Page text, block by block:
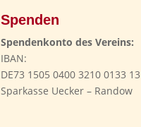
Spenden
Spendenkonto des Vereins:
IBAN:
DE73 1505 0400 3210 0133 13
Sparkasse Uecker – Randow